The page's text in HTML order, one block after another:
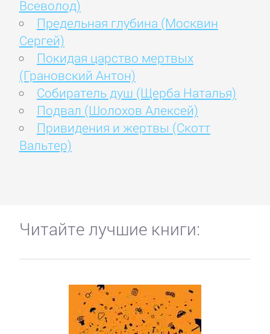
Всеволод)
Предельная глубина (Москвин
Сергей)
Покидая царство мертвых
(Грановский Антон)
Собиратель душ (Щерба Наталья)
Подвал (Шолохов Алексей)
Привидения и жертвы (Скотт
Вальтер)
Читайте лучшие книги: